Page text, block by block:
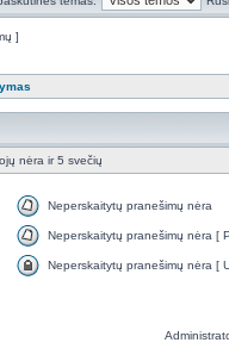
]
nėra ir 5 svečių
Neperskaitytų pranešimų nėra
Neperskaitytų pranešimų nėra [
Neperskaitytų pranešimų nėra [